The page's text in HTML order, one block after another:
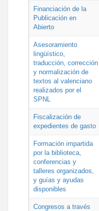
Financiación de la
Publicación en
Abierto
Asesoramiento
lingüístico,
traducción, corrección
y normalización de
textos al valenciano
realizados por el
SPNL
Fiscalización de
expedientes de gasto
Formación impartida
por la biblioteca,
conferencias y
talleres organizados,
y guías y ayudas
disponibles
Congresos a través